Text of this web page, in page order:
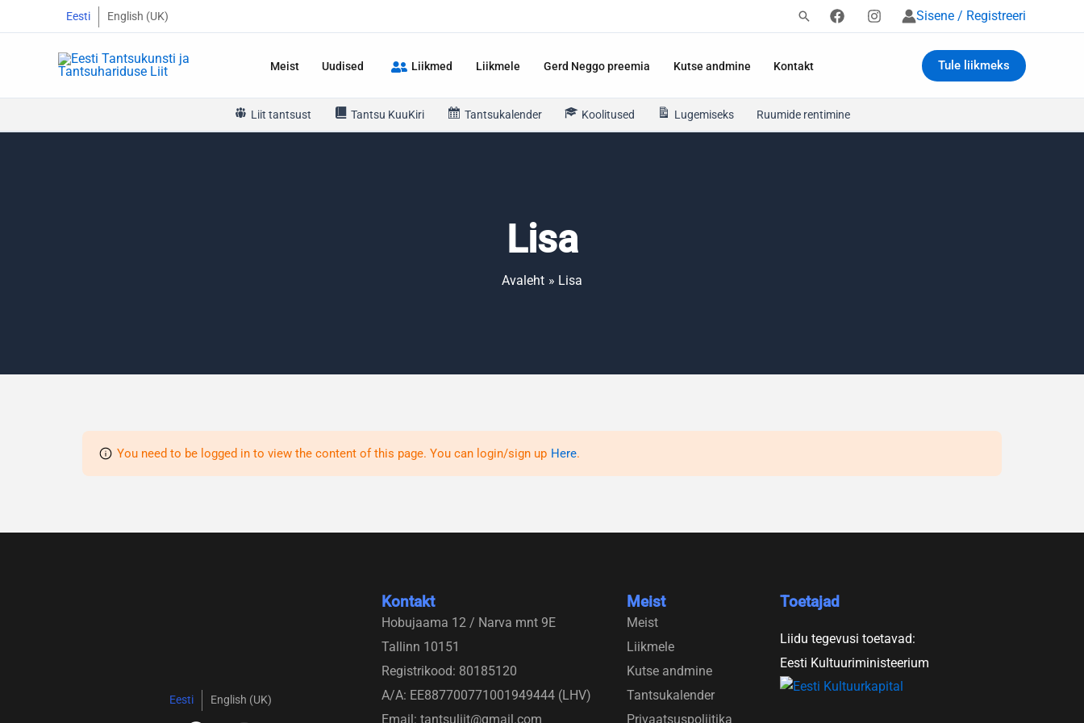
to
Eesti English (UK) Sisene / Registreeri
Meist Uudised Liikmed Liikmele Gerd Neggo preemia Kutse andmine Kontakt Tule liikmeks
Liit tantsust Tantsu KuuKiri Tantsukalender Koolitused Lugemiseks Ruumide rentimine
Lisa
Avaleht Lisa
You need to be logged in to view the content of this page. You can login/sign up Here.
Eesti English (UK)
Kontakt
Hobujaama 12 / Narva mnt 9E
Tallinn 10151
Registrikood: 80185120
A/A: EE887700771001949444 (LHV)
Email: tantsuliit@gmail.com
Meist
Meist
Liikmele
Kutse andmine
Tantsukalender
Privaatsuspoliitika
Toetajad
Liidu tegevusi toetavad:
Eesti Kultuuriministeerium